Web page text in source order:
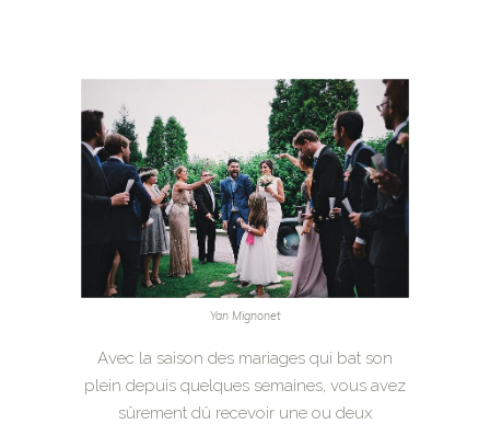
Yan Mignonet
Avec la saison des mariages qui bat son
plein depuis quelques semaines, vous avez
sûrement dû recevoir une ou deux